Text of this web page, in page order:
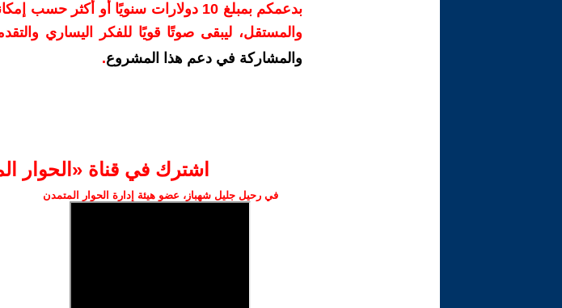
بدعمكم بمبلغ 10 دولارات سنويًا أو
والمستقل، ليبقى صوتًا قويًا للفكر اليساري
والمشاركة في دعم هذا المشروع.
اشترك في قناة ‫«الحوار
في رحيل جليل شهباز، عضو هيئة إدارة الحوار المتمدن